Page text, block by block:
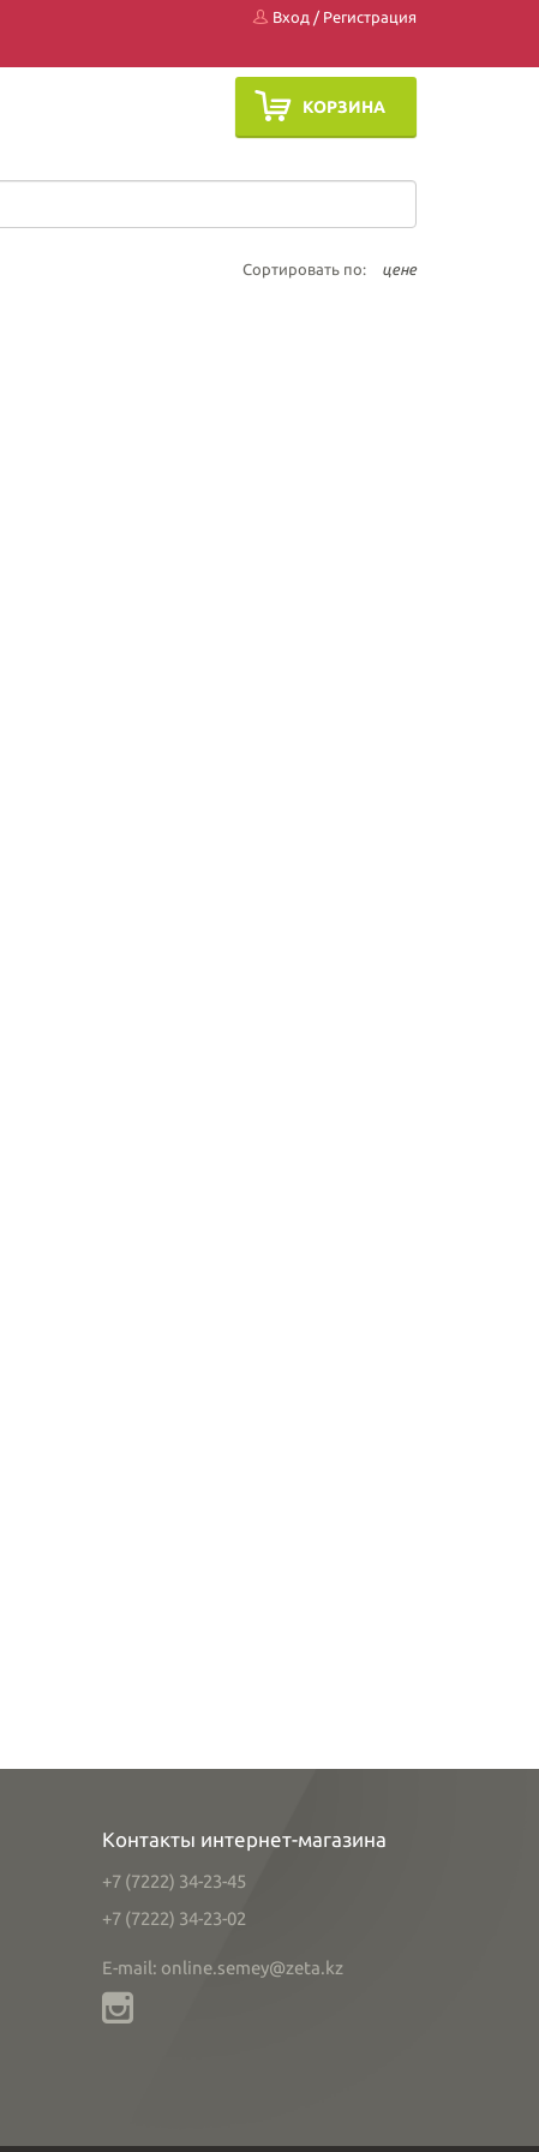
Вход / Регистрация
КОРЗИНА
Сортировать по: цене
Контакты интернет-магазина
+7 (7222) 34-23-45
+7 (7222) 34-23-02
E-mail: online.semey@zeta.kz